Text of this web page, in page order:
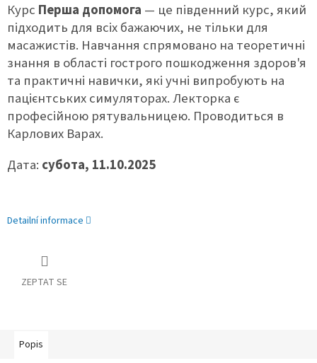
Курс Перша допомога — це південний курс, який
підходить для всіх бажаючих, не тільки для
масажистів. Навчання спрямовано на теоретичні
знання в області гострого пошкодження здоров'я
та практичні навички, які учні випробують на
пацієнтських симуляторах. Лекторка є
професійною рятувальницею. Проводиться в
Карлових Варах.
Дата: субота, 11.10.2025
Detailní informace
ZEPTAT SE
Popis